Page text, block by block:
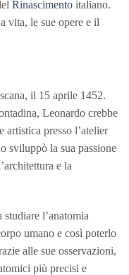
Rinascimento italiano.
vita, le sue opere e il
il 15 aprile 1452.
Leonardo crebbe
artistica presso l’atelier
sviluppò la sua passione
e la
l’anatomia
umano e così poterlo
alle sue osservazioni,
più precisi e